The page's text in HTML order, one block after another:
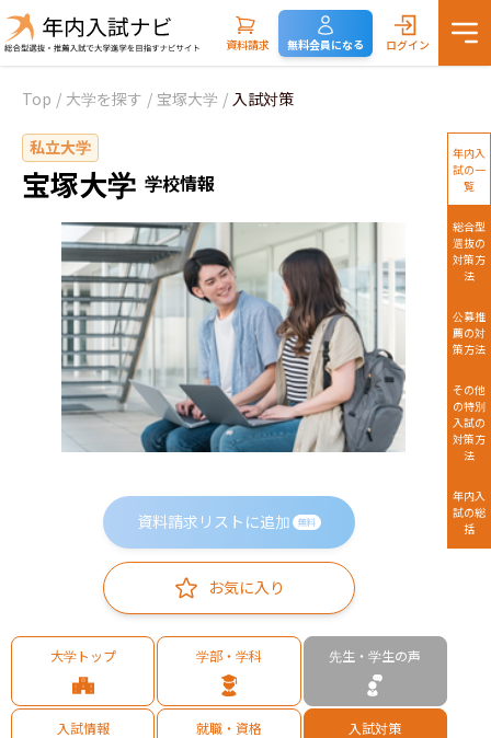
資料請求 無料会員になる ログイン
Top / 大学を探す / 宝塚大学 / 入試対策
私立大学
宝塚大学 学校情報
資料請求リストに追加 無料
お気に入り
大学トップ 学部・学科 先生・学生の声
入試情報 就職・資格 入試対策
年内入
試の一
覧
総合型
選抜の
対策方
法
公募推
薦の対
策方法
その他
の特別
入試の
対策方
法
年内入
試の総
括